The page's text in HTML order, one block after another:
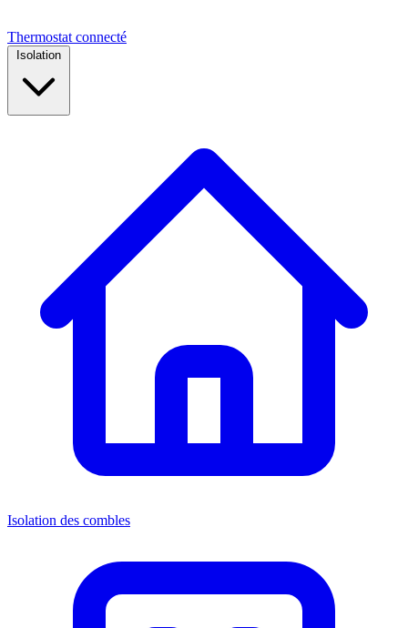
Thermostat connecté
Isolation des combles